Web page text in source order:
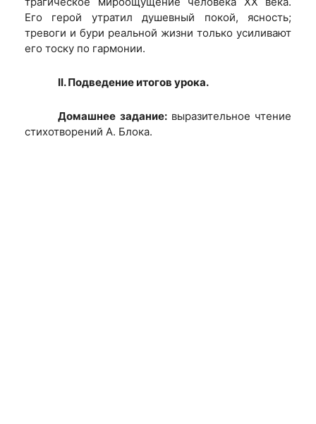
Его герой утратил душевный покой, ясность;
тревоги и бури реальной жизни только усиливают
его тоску по гармонии.
II. Подведение итогов урока.
Домашнее задание:выразительное чтение
стихотворений А. Блока.